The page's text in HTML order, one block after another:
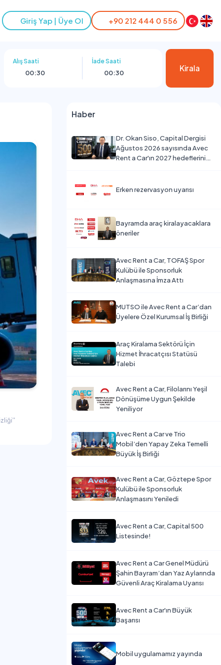
Giriş Yap | Üye Ol +90 212 444 0 556
Alış Saati
00:30
İade Saati
00:30 Kirala
Haber
Dr. Okan Siso, Capital Dergisi
Ağustos 2026 sayısında Avec
Rent a Car'ın 2027 hedeflerini
Erken rezervasyon uyarısı
Bayramda araç kiralayacaklara
öneriler
Avec Rent a Car, TOFAŞ Spor
Kulübü ile Sponsorluk
Anlaşmasına İmza Attı
MUTSO ile Avec Rent a Car’dan
Üyelere Özel Kurumsal İş Birliği
Araç Kiralama Sektörü İçin
Hizmet İhracatçısı Statüsü
Talebi
Avec Rent a Car, Filolarını Yeşil
Dönüşüme Uygun Şekilde
Yeniliyor
Avec Rent a Car ve Trio
Mobil’den Yapay Zeka Temelli
Büyük İş Birliği
Avec Rent a Car, Göztepe Spor
Kulübü ile Sponsorluk
Anlaşmasını Yeniledi
Avec Rent a Car, Capital 500
Listesinde!
Avec Rent a Car Genel Müdürü
Şahin Bayram’dan Yaz Aylarında
Güvenli Araç Kiralama Uyarısı
Avec Rent a Car'ın Büyük
Başarısı
Mobil uygulamamız yayında